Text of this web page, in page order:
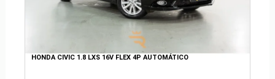
HONDA CIVIC 1.8 LXS 16V FLEX 4P AUTOMÁTICO